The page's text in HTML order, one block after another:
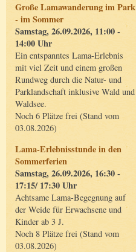
Große Lamawanderung im Park
- im Sommer
Samstag, 26.09.2026, 11:00 -
14:00 Uhr
Ein entspanntes Lama-Erlebnis
mit viel Zeit und einem großen
Rundweg durch die Natur- und
Parklandschaft inklusive Wald und
Waldsee.
Noch 6 Plätze frei (Stand vom
03.08.2026)
Lama-Erlebnisstunde in den
Sommerferien
Samstag, 26.09.2026, 16:30 -
17:15/ 17:30 Uhr
Achtsame Lama-Begegnung auf
der Weide für Erwachsene und
Kinder ab 3 J.
Noch 8 Plätze frei (Stand vom
03.08.2026)